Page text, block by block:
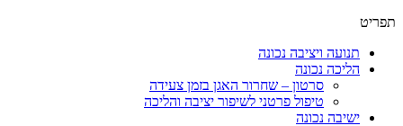
תפריט
תנועה ויציבה נכונה
הליכה נכונה
סרטון – שחרור האגן בזמן צעידה
טיפול פרטני לשיפור יציבה והליכה
ישיבה נכונה